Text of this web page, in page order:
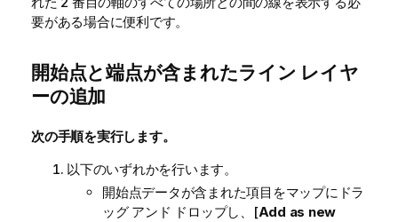
要がある場合に便利です。
開始点と端点が含まれたライン レイヤ
ーの追加
次の手順を実行します。
以下のいずれかを行います。
開始点データが含まれた項目をマップにドラ
ッグ アンド ドロップし、[Add as new